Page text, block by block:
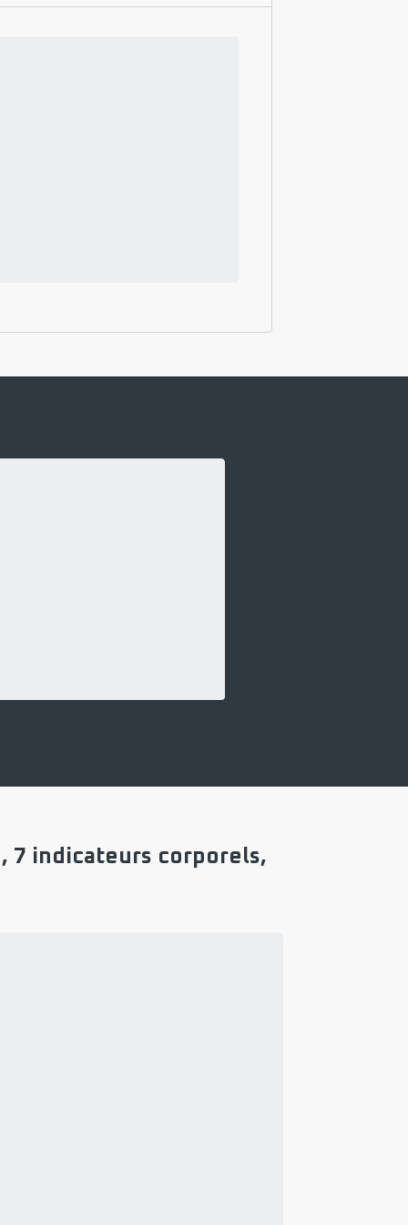
7 indicateurs corporels,